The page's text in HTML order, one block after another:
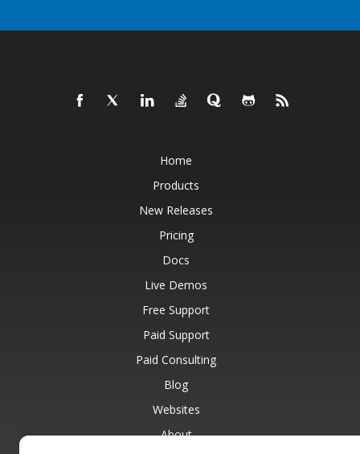
Home
Products
New Releases
Pricing
Docs
Live Demos
Free Support
Paid Support
Paid Consulting
Blog
Websites
About